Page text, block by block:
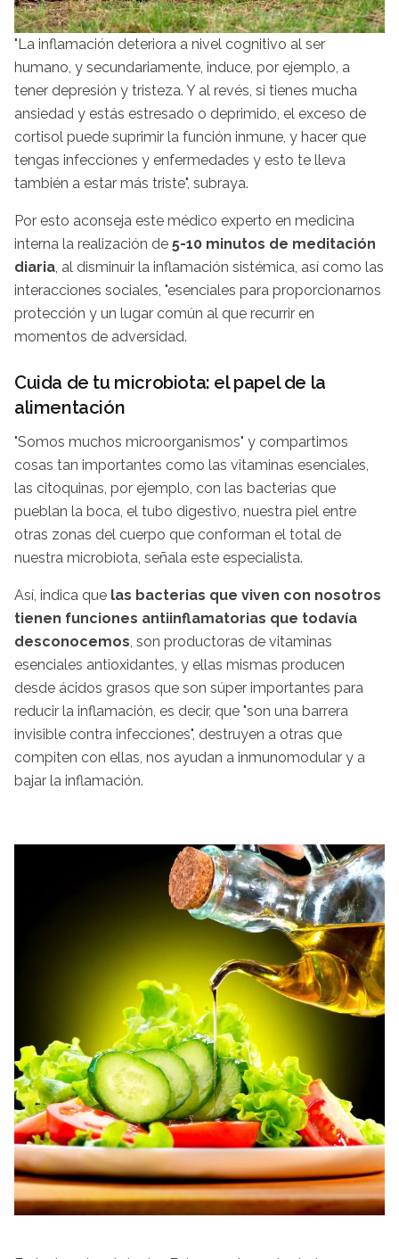
"La inflamación deteriora a nivel cognitivo al ser
humano, y secundariamente, induce, por ejemplo, a
tener depresión y tristeza. Y al revés, si tienes mucha
ansiedad y estás estresado o deprimido, el exceso de
cortisol puede suprimir la función inmune, y hacer que
tengas infecciones y enfermedades y esto te lleva
también a estar más triste", subraya.
Por esto aconseja este médico experto en medicina
interna la realización de 5-10 minutos de meditación
diaria, al disminuir la inflamación sistémica, así como las
interacciones sociales, "esenciales para proporcionarnos
protección y un lugar común al que recurrir en
momentos de adversidad.
Cuida de tu microbiota: el papel de la
alimentación
"Somos muchos microorganismos" y compartimos
cosas tan importantes como las vitaminas esenciales,
las citoquinas, por ejemplo, con las bacterias que
pueblan la boca, el tubo digestivo, nuestra piel entre
otras zonas del cuerpo que conforman el total de
nuestra microbiota, señala este especialista.
Así, indica que las bacterias que viven con nosotros
tienen funciones antiinflamatorias que todavía
desconocemos, son productoras de vitaminas
esenciales antioxidantes, y ellas mismas producen
desde ácidos grasos que son súper importantes para
reducir la inflamación, es decir, que "son una barrera
invisible contra infecciones", destruyen a otras que
compiten con ellas, nos ayudan a inmunomodular y a
bajar la inflamación.